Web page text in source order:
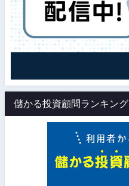
儲かる投資顧問ランキング